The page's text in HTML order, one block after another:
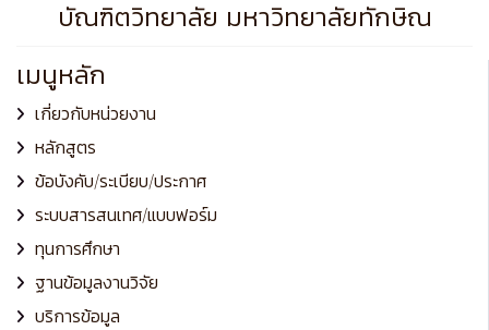
บัณฑิตวิทยาลัย มหาวิทยาลัยทักษิณ
เมนูหลัก
เกี่ยวกับหน่วยงาน
หลักสูตร
ข้อบังคับ/ระเบียบ/ประกาศ
ระบบสารสนเทศ/แบบฟอร์ม
ทุนการศึกษา
ฐานข้อมูลงานวิจัย
บริการข้อมูล